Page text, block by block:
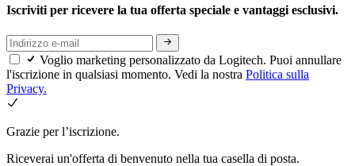
Iscriviti per ricevere la tua offerta speciale e vantaggi esclusivi.
Voglio marketing personalizzato da Logitech. Puoi annullare
l'iscrizione in qualsiasi momento. Vedi la nostra Politica sulla
Privacy.
Grazie per l’iscrizione.
Riceverai un'offerta di benvenuto nella tua casella di posta.